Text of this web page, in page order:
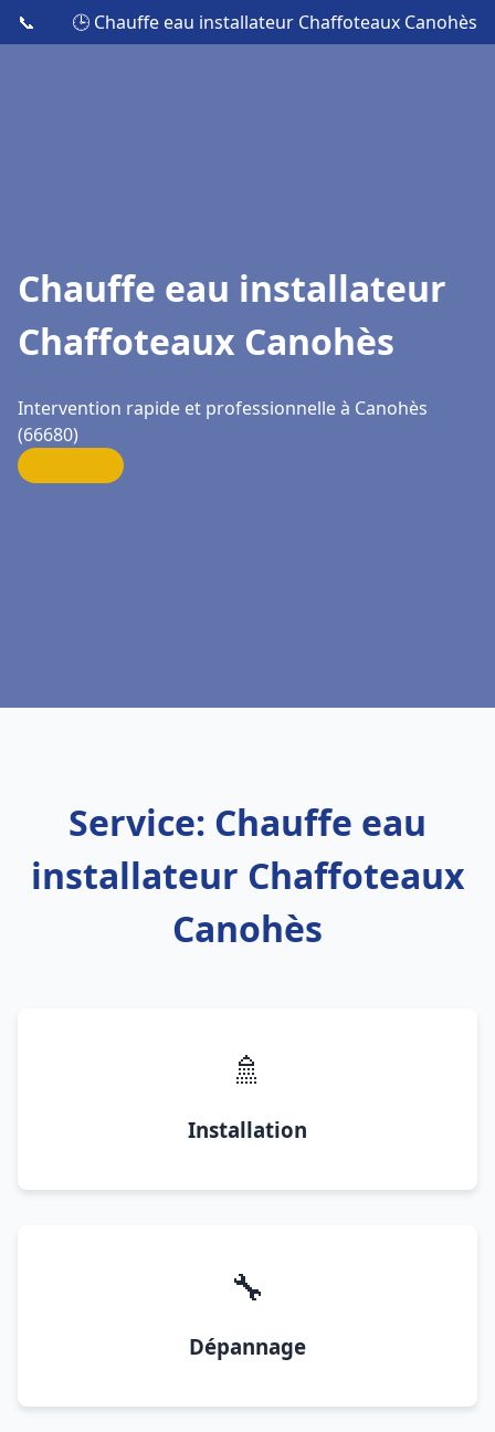
📞 🕒 Chauffe eau installateur Chaffoteaux Canohès
Chauffe eau installateur
Chaffoteaux Canohès
Intervention rapide et professionnelle à Canohès
(66680)
Service: Chauffe eau
installateur Chaffoteaux
Canohès
🚿
Installation
🔧
Dépannage